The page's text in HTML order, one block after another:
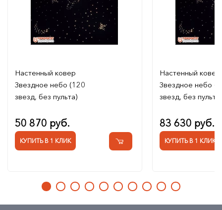
Настенный ковер
Звездное небо (120
звезд, без пульта)
50 870 руб.
КУПИТЬ В 1 КЛИК
Настенный ковер
Звездное небо
звезд, без пульта)
83 630 руб.
КУПИТЬ В 1 КЛИК